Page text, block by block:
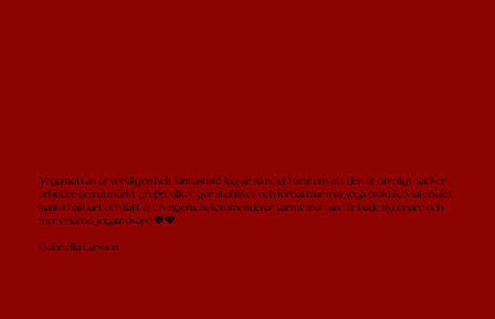
Yogamattan är verkligen helt fantastisk! Jag är så nöjd. Förutom att den är otroligt vacker
erbjuder den utmärkt grepp, vilket ger stabilitet och förbättrar min yoga praktik. Materialet
känns hållbart och lätt att rengöra. Rekommenderar varmt mattan för både nybörjare och
mer erfarna yogautövare!💖💖
Gabriella Larsson